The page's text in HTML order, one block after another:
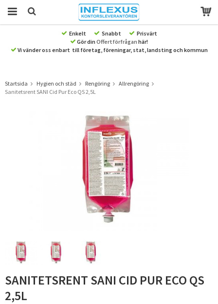
Produkten har blivit tillagd i varukorgen
Enkelt Snabbt
Prisvärt
Gör din Offertförfrågan här!
Vi vänder oss enbart till företag, föreningar, stat, landsting och kommun
Startsida Hygien och städ Rengöring
Allrengöring
Sanitetsrent SANI Cid Pur Eco QS 2,5L
SANITETSRENT SANI CID PUR ECO QS
2,5L